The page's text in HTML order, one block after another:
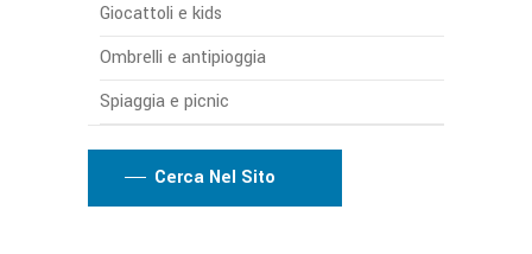
Giocattoli e kids
Ombrelli e antipioggia
Spiaggia e picnic
Cerca Nel Sito